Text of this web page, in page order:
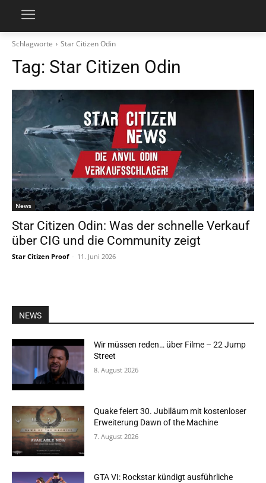
Schlagworte Star Citizen Odin
Tag: Star Citizen Odin
News
Star Citizen Odin: Was der schnelle Verkauf
über CIG und die Community zeigt
Star Citizen Proof - 11. Juni 2026
NEWS
Wir müssen reden… über Filme – 22 Jump
Street
8. August 2026
Quake feiert 30. Jubiläum mit kostenloser
Erweiterung Dawn of the Machine
7. August 2026
GTA VI: Rockstar kündigt ausführliche